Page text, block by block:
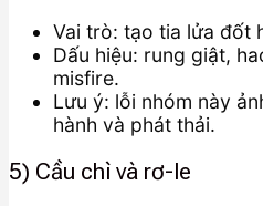
Vai trò: tạo tia lửa đốt
Dấu hiệu: rung giật,
misfire.
Lưu ý: lỗi nhóm này
hành và phát thải.
5) Cầu chì và rơ-le